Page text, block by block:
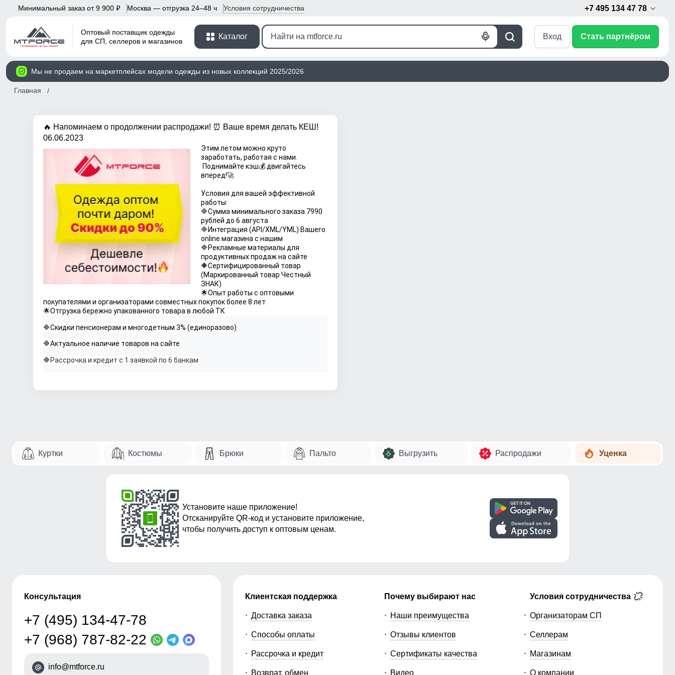
Минимальный заказ от 9 900 p Москва — отгрузка 24–48 ч Условия сотрудничества +7 495 134 47 78
Оптовый поставщик одежды
для СП, селлеров и магазинов
Каталог
Поиск
Голосовой
Вход Стать партнёром
Мы не продаем на маркетплейсах модели одежды из новых коллекций 2025/2026
Главная
🔥 Напоминаем о продолжении распродажи! ⏰ Ваше время делать КЕШ!
06.06.2023
Этим летом можно круто
заработать, работая с нами.
вперед!🚀
Условия для вашей эффективной
работы:
🔷Сумма минимального заказа 7990
рублей до 6 августа
🔷Интеграция (API/XML/YML) Вашего
online магазина с нашим
🔷Рекламные материалы для
продуктивных продаж на сайте
🔶Сертифицированный товар
(Маркированный товар Честный
ЗНАК)
🌟Опыт работы с оптовыми
покупателями и организаторами совместных покупок более 8 лет
🌟Отгрузка бережно упакованного товара в любой ТК
🔷Скидки пенсионерам и многодетным 3% (единоразово)
🔷Актуальное наличие товаров на сайте
🔷Рассрочка и кредит с 1 заявкой по 6 банкам
Куртки Костюмы Брюки Пальто Выгрузить Распродажи Уценка
Установите наше приложение!
Отсканируйте QR-код и установите приложение,
чтобы получить доступ к оптовым ценам.
Консультация
+7 (495) 134-47-78
+7 (968) 787-82-22
info@mtforce.ru
Клиентская поддержка
Доставка заказа
Способы оплаты
Рассрочка и кредит
Возврат, обмен
Почему выбирают нас
Наши преимущества
Отзывы клиентов
Сертификаты качества
Видео
Условия сотрудничества
Организаторам СП
Селлерам
Магазинам
О компании